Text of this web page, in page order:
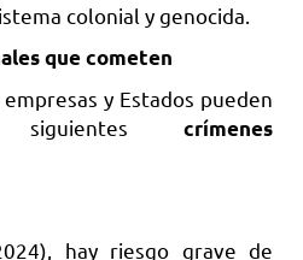
colonial y genocida.
que cometen
y Estados pueden
siguientes crímenes
hay riesgo grave de